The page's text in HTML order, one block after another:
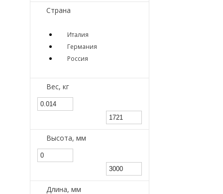
Страна
Италия
Германия
Россия
Вес, кг
Высота, мм
Длина, мм